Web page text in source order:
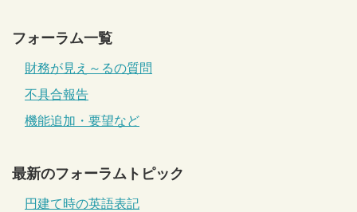
フォーラム一覧
財務が見え～るの質問
不具合報告
機能追加・要望など
最新のフォーラムトピック
円建て時の英語表記